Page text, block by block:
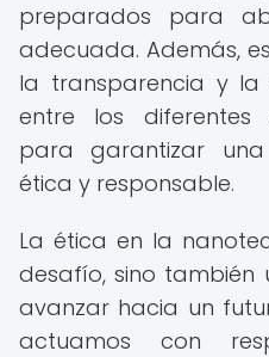
preparados para
adecuada. Además,
la transparencia y la
entre los diferentes
para garantizar
ética y responsable.
La ética en la
desafío, sino
avanzar hacia un
actuamos con